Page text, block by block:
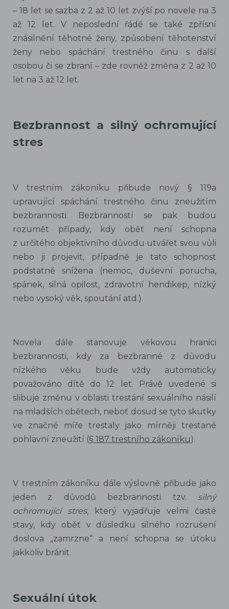
– 18 let se sazba z 2 až 10 let zvýší po novele na 3
až 12 let. V neposlední řádě se také zpřísní
znásilnění těhotné ženy, způsobení těhotenství
ženy nebo spáchání trestného činu s další
osobou či se zbraní – zde rovněž změna z 2 až 10
let na 3 až 12 let.
Bezbrannost a silný ochromující
stres
V trestním zákoníku přibude nový § 119a
upravující spáchání trestného činu zneužitím
bezbrannosti. Bezbranností se pak budou
rozumět případy, kdy oběť není schopna
z určitého objektivního důvodu utvářet svou vůli
nebo ji projevit, případně je tato schopnost
podstatně snížena (nemoc, duševní porucha,
spánek, silná opilost, zdravotní hendikep, nízký
nebo vysoký věk, spoutání atd.).
Novela dále stanovuje věkovou hranici
bezbrannosti, kdy za bezbranné z důvodu
nízkého věku bude vždy automaticky
považováno dítě do 12 let. Právě uvedené si
slibuje změnu v oblasti trestání sexuálního násilí
na mladších obětech, neboť dosud se tyto skutky
ve značné míře trestaly jako mírněji trestané
pohlavní zneužití (§ 187 trestního zákoníku).
V trestním zákoníku dále výslovně přibude jako
jeden z důvodů bezbrannosti tzv. silný
ochromující stres, který vyjadřuje velmi časté
stavy, kdy oběť v důsledku silného rozrušení
doslova „zamrzne“ a není schopna se útoku
jakkoliv bránit.
Sexuální útok